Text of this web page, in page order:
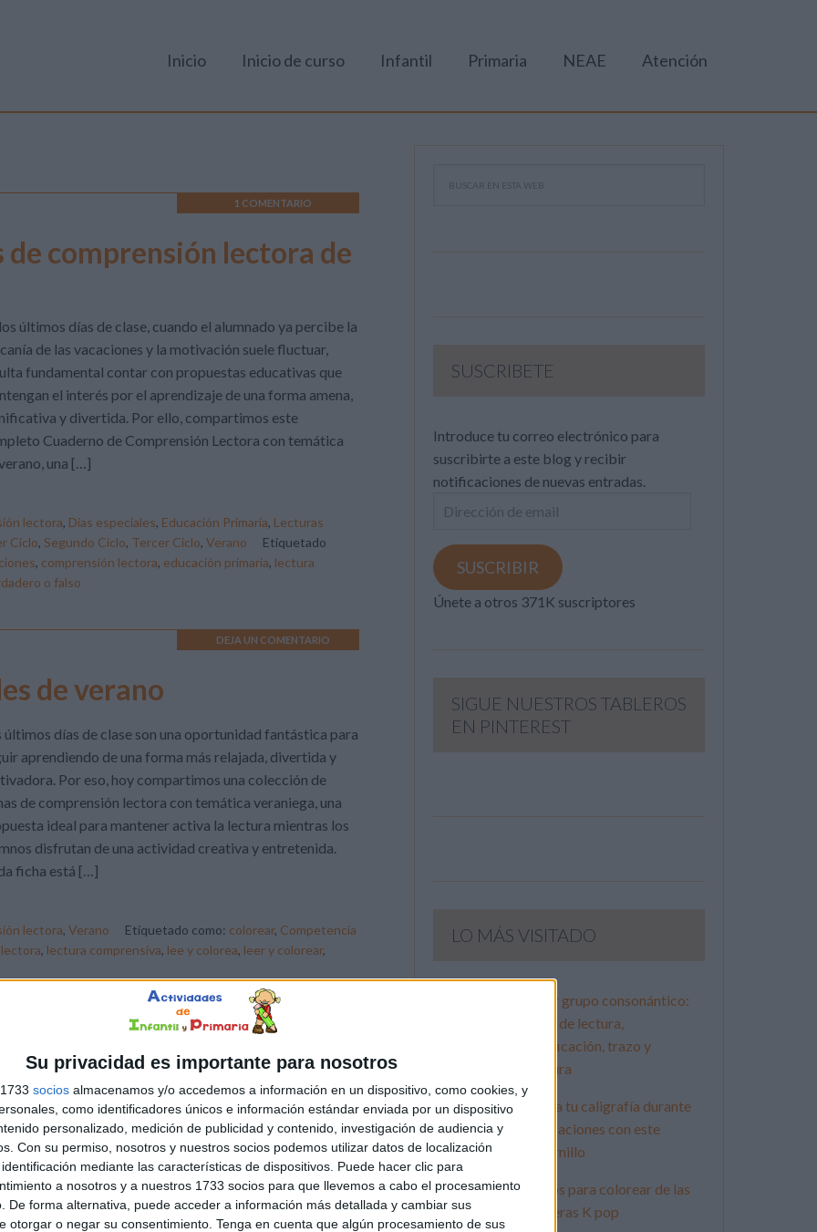
Su privacidad es importante para nosotros
socios almacenamos y/o accedemos a información en un dispositivo, como cookies, y
como identificadores únicos e información estándar enviada por un dispositivo
personalizado, medición de publicidad y contenido, investigación de audiencia y
Con su permiso, nosotros y nuestros socios podemos utilizar datos de localización
mediante las características de dispositivos. Puede hacer clic para
a nosotros y a nuestros 1733 socios para que llevemos a cabo el procesamiento
De forma alternativa, puede acceder a información más detallada y cambiar sus
otorgar o negar su consentimiento. Tenga en cuenta que algún procesamiento de sus
Inicio Inicio de curso Infantil Primaria NEAE Atención
1 COMENTARIO
comprensión lectora de
últimos días de clase, cuando el alumnado ya percibe la
de las vacaciones y la motivación suele fluctuar,
fundamental contar con propuestas educativas que
el interés por el aprendizaje de una forma amena,
y divertida. Por ello, compartimos este
Cuaderno de Comprensión Lectora con temática
una […]
lectora, Días especiales, Educación Primaria, Lecturas
Ciclo, Segundo Ciclo, Tercer Ciclo, Verano
Etiquetado
, comprensión lectora, educación primaria, lectura
o falso
DEJA UN COMENTARIO
de verano
últimos días de clase son una oportunidad fantástica para
aprendiendo de una forma más relajada, divertida y
Por eso, hoy compartimos una colección de
de comprensión lectora con temática veraniega, una
ideal para mantener activa la lectura mientras los
disfrutan de una actividad creativa y entretenida.
ficha está […]
lectora, Verano Etiquetado como: colorear, Competencia
, lectura comprensiva, lee y colorea, leer y colorear,
DEJA UN COMENTARIO
Iniciación a la
de aprender a leer tiene un momento mágico:
el niño deja de repetir sonidos para descubrir que las
contienen instrucciones, historias y secretos. Sin
para los alumnos de 1º y 2º de Primaria,
SUSCRIBETE
Introduce tu correo electrónico para
suscribirte a este blog y recibir
notificaciones de nuevas entradas.
Dirección
email
SUSCRIBIR
Únete a otros 371K suscriptores
SIGUE NUESTROS TABLEROS
EN PINTEREST
LO MÁS VISITADO
Primer grupo consonántico:
Fichas de lectura,
identificación, trazo y
escritura
Mejora tu caligrafía durante
las vacaciones con este
cuadernillo
Dibujos para colorear de las
Guerreras K pop